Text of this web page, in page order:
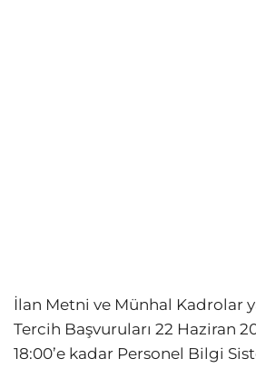
İlan Metni ve Münhal Kadrolar
Tercih Başvuruları 22 Haziran
18:00’e kadar Personel Bilgi